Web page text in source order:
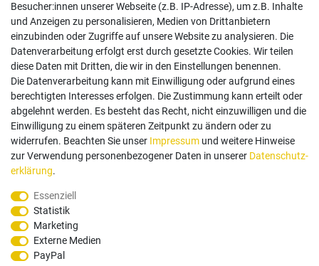
Zahlungsarten
Paypal
Versand Dienstleister
Besucher:innen unserer Webseite (z.B. IP-Adresse), um z.B. Inhalte
und Anzeigen zu personalisieren, Medien von Drittanbietern
einzubinden oder Zugriffe auf unsere Website zu analysieren. Die
Datenverarbeitung erfolgt erst durch gesetzte Cookies. Wir teilen
diese Daten mit Dritten, die wir in den Einstellungen benennen.
Die Datenverarbeitung kann mit Einwilligung oder aufgrund eines
berechtigten Interesses erfolgen. Die Zustimmung kann erteilt oder
abgelehnt werden. Es besteht das Recht, nicht einzuwilligen und die
Einwilligung zu einem späteren Zeitpunkt zu ändern oder zu
widerrufen. Beachten Sie unser Impressum und weitere Hinweise
zur Verwendung personenbezogener Daten in unserer Daten­schutz­
erklärung.
Essenziell
Statistik
Marketing
Externe Medien
PayPal